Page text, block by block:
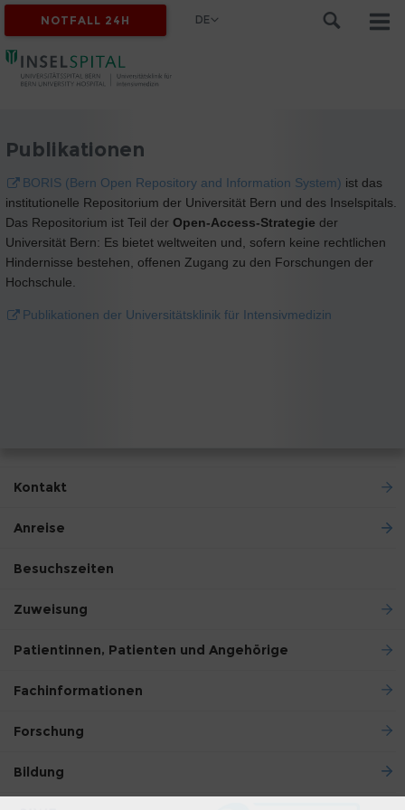
NOTFALL 24H DE
Publikationen
BORIS (Bern Open Repository and Information System) ist das
institutionelle Repositorium der Universität Bern und des Inselspitals.
Das Repositorium ist Teil der Open-Access-Strategie der
Universität Bern: Es bietet weltweiten und, sofern keine rechtlichen
Hindernisse bestehen, offenen Zugang zu den Forschungen der
Hochschule.
Publikationen der Universitätsklinik für Intensivmedizin
Kontakt
Anreise
Besuchszeiten
Zuweisung
Patientinnen, Patienten und Angehörige
Fachinformationen
Forschung
Bildung